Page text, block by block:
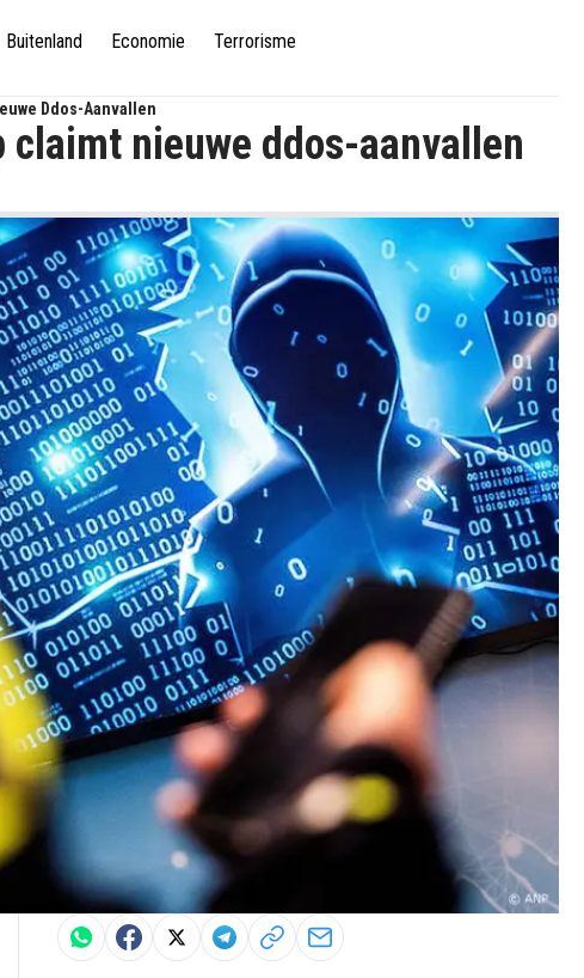
Buitenland Economie Terrorisme
Ddos-Aanvallen
nieuwe ddos-aanvallen